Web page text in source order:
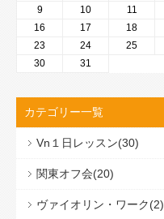
9
10 11
16
17 18
23
24 25
30
31
カテゴリー一覧
Vn１日レッスン(30)
関東オフ会(20)
ヴァイオリン・ワーク(2)